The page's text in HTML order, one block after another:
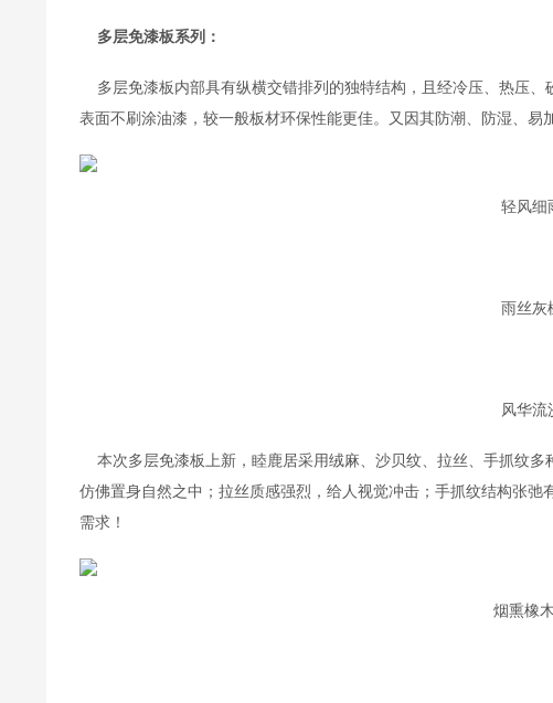
多层免漆板系列：
多层免漆板内部具有纵横交错排列的独特结构，且经冷压、热压
表面不刷涂油漆，较一般板材环保性能更佳。又因其防潮、防湿、
轻风细
雨丝灰
风华流
本次多层免漆板上新，睦鹿居采用绒麻、沙贝纹、拉丝、手抓纹
仿佛置身自然之中；拉丝质感强烈，给人视觉冲击；手抓纹结构张
需求！
烟熏橡